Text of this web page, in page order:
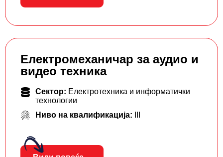
Електромеханичар за аудио и
видео техника
Сектор: Електротехника и информатички
технологии
Ниво на квалификација: